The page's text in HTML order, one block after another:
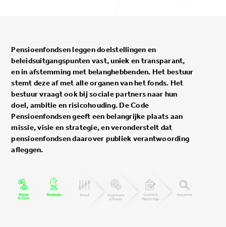
Pensioenfondsen leggen doelstellingen en
beleidsuitgangspunten vast, uniek en transparant,
en in afstemming met belanghebbenden. Het bestuur
stemt deze af met alle organen van het fonds. Het
bestuur vraagt ook bij sociale partners naar hun
doel, ambitie en risicohouding. De Code
Pensioenfondsen geeft een belangrijke plaats aan
missie, visie en strategie, en veronderstelt dat
pensioenfondsen daarover publiek verantwoording
afleggen.